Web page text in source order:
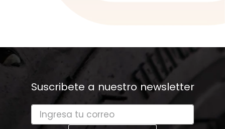
Suscribete a nuestro newsletter